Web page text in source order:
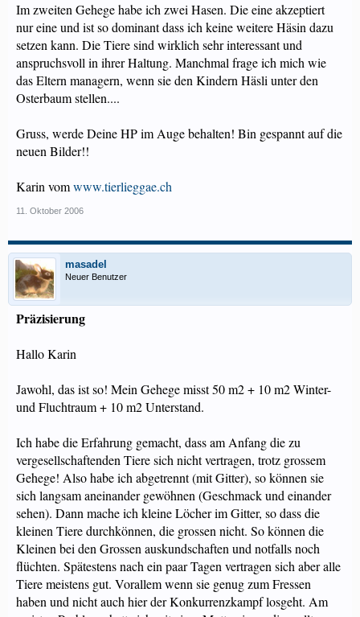
Im zweiten Gehege habe ich zwei Hasen. Die eine akzeptiert
nur eine und ist so dominant dass ich keine weitere Häsin dazu
setzen kann. Die Tiere sind wirklich sehr interessant und
anspruchsvoll in ihrer Haltung. Manchmal frage ich mich wie
das Eltern managern, wenn sie den Kindern Häsli unter den
Osterbaum stellen....
Gruss, werde Deine HP im Auge behalten! Bin gespannt auf die
neuen Bilder!!
Karin vomwww.tierlieggae.ch
11. Oktober 2006
masadel
Neuer Benutzer
Präzisierung
Hallo Karin
Jawohl, das ist so! Mein Gehege misst 50 m2 + 10 m2 Winter-
und Fluchtraum + 10 m2 Unterstand.
Ich habe die Erfahrung gemacht, dass am Anfang die zu
vergesellschaftenden Tiere sich nicht vertragen, trotz grossem
Gehege! Also habe ich abgetrennt (mit Gitter), so können sie
sich langsam aneinander gewöhnen (Geschmack und einander
sehen). Dann mache ich kleine Löcher im Gitter, so dass die
kleinen Tiere durchkönnen, die grossen nicht. So können die
Kleinen bei den Grossen auskundschaften und notfalls noch
flüchten. Spätestens nach ein paar Tagen vertragen sich aber alle
Tiere meistens gut. Vorallem wenn sie genug zum Fressen
haben und nicht auch hier der Konkurrenzkampf losgeht. Am